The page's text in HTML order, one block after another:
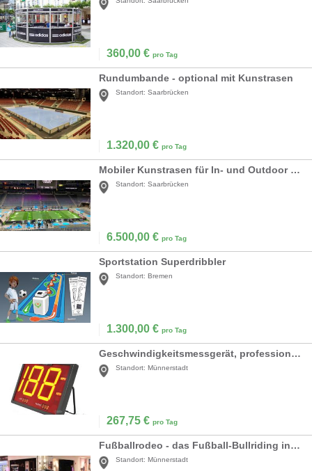
360,00 € pro Tag
Rundumbande - optional mit Kunstrasen
Standort: Saarbrücken
1.320,00 € pro Tag
Mobiler Kunstrasen für In- und Outdoor Fußball
Standort: Saarbrücken
6.500,00 € pro Tag
Sportstation Superdribbler
Standort: Bremen
1.300,00 € pro Tag
Geschwindigkeitsmessgerät, professionell inkl.19% MwSt.
Standort: Münnerstadt
267,75 € pro Tag
Fußballrodeo - das Fußball-Bullriding inkl. 19% MwSt.
Standort: Münnerstadt